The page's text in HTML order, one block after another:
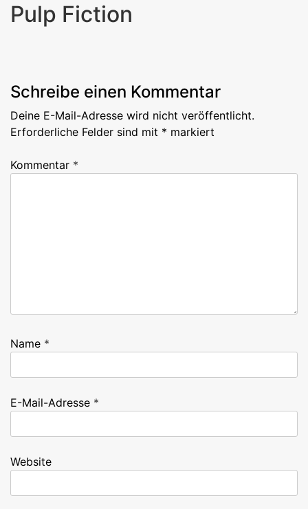
Pulp Fiction
Schreibe einen Kommentar
Deine E-Mail-Adresse wird nicht veröffentlicht.
Erforderliche Felder sind mit * markiert
Kommentar *
Name *
E-Mail-Adresse *
Website